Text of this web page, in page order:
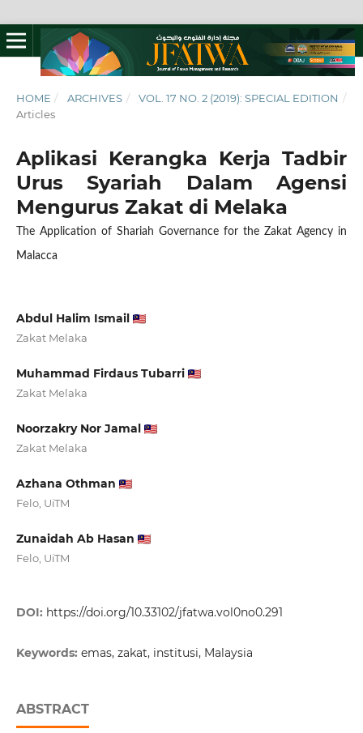
HOME / ARCHIVES / VOL. 17 NO. 2 (2019): SPECIAL EDITION /
Articles
Aplikasi Kerangka Kerja Tadbir
Urus Syariah Dalam Agensi
Mengurus Zakat di Melaka
The Application of Shariah Governance for the Zakat Agency in
Malacca
Abdul Halim Ismail
Zakat Melaka
Muhammad Firdaus Tubarri
Zakat Melaka
Noorzakry Nor Jamal
Zakat Melaka
Azhana Othman
Felo, UiTM
Zunaidah Ab Hasan
Felo, UiTM
DOI: https://doi.org/10.33102/jfatwa.vol0no0.291
Keywords: emas, zakat, institusi, Malaysia
ABSTRACT